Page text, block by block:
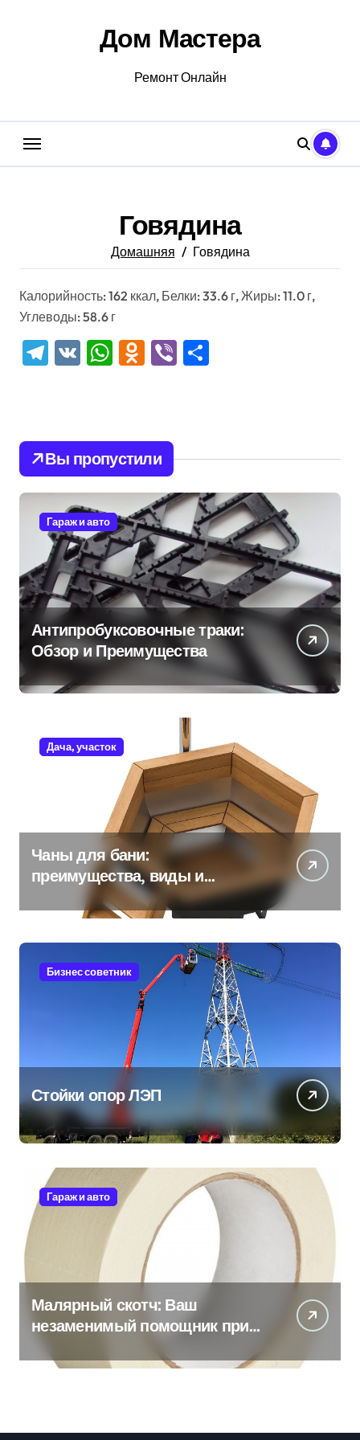
Дом Мастера
Ремонт Онлайн
Говядина
Домашняя Говядина
Калорийность: 162 ккал, Белки: 33.6 г, Жиры: 11.0 г,
Углеводы: 58.6 г
Telegram
VK WhatsApp
Odnoklassniki
Viber
Вы пропустили
Гараж и авто
Антипробуксовочные траки:
Обзор и Преимущества
Дача, участок
Чаны для бани:
преимущества, виды и
особенности использования
Бизнес советник
Стойки опор ЛЭП
Гараж и авто
Малярный скотч: Ваш
незаменимый помощник при